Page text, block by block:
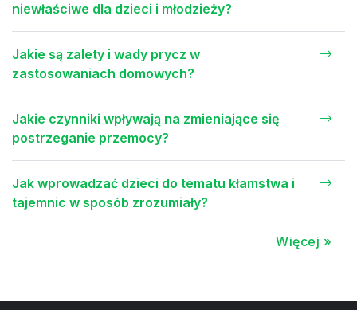
niewłaściwe dla dzieci i młodzieży?
Jakie są zalety i wady prycz w
zastosowaniach domowych?
Jakie czynniki wpływają na zmieniające się
postrzeganie przemocy?
Jak wprowadzać dzieci do tematu kłamstwa i
tajemnic w sposób zrozumiały?
Więcej »